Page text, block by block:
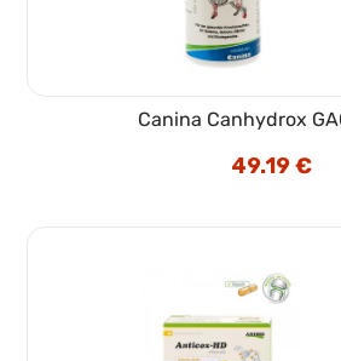
Canina Canhydrox
49.19€